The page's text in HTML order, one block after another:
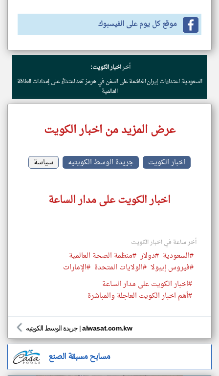
موقع كل يوم على الفيسبوك
أخراخبار الكويت:
السعودية: اعتداءات إيران الغاشمة على السفن في هرمز تعد اعتداءً على إمدادات الطاقة
العالمية
عرض المزيد من اخبار الكويت
اخبار الكويت جريدة الوسط الكويتيه سياسة
اخبار الكويت على مدار الساعة
أخر ساعة في اخبار الكويت
#السعودية #دولار #منظمة الصحة العالمية
#فيروس إيبولا #الولايات المتحدة #الإمارات
#اخبار الكويت على مدار الساعة
#أهم اخبار الكويت العاجلة والمباشرة
جريدة الوسط الكويتيه |alwasat.com.kw
مسابح مسبقة الصنع